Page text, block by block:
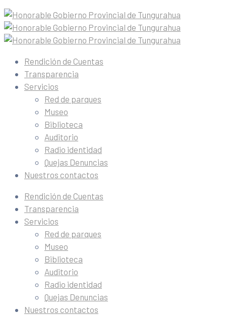
Rendición de Cuentas
Transparencia
Servicios
Red de parques
Museo
Biblioteca
Auditorio
Radio identidad
Quejas Denuncias
Nuestros contactos
Rendición de Cuentas
Transparencia
Servicios
Red de parques
Museo
Biblioteca
Auditorio
Radio identidad
Quejas Denuncias
Nuestros contactos